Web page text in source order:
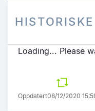
Loading... Please
Oppdatert08/12/2020